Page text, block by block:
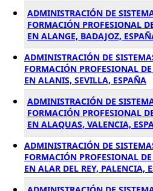
ADMINISTRACIÓN DE
FORMACIÓN PROFESIONAL
EN ALANGE, BADAJOZ,
ADMINISTRACIÓN DE
FORMACIÓN PROFESIONAL
EN ALANIS, SEVILLA, ESPAÑA
ADMINISTRACIÓN DE
FORMACIÓN PROFESIONAL
EN ALAQUAS, VALENCIA,
ADMINISTRACIÓN DE
FORMACIÓN PROFESIONAL
EN ALAR DEL REY, PALENCIA,